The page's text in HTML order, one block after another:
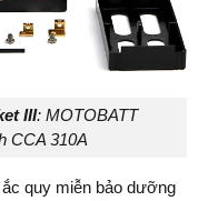
III: MOTOBATT
CCA 310A
quy miễn bảo dưỡng